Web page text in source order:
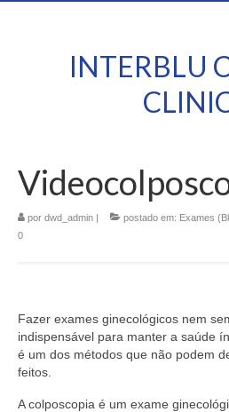
INTERBLU
por dwd_admin | postado em: Exames
0
Fazer exames ginecológicos nem
indispensável para manter a saúde
é um dos métodos que não podem
feitos.
A colposcopia é um exame